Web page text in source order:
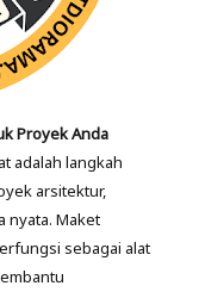
Proyek Anda
adalah langkah
arsitektur,
nyata. Maket
sebagai alat